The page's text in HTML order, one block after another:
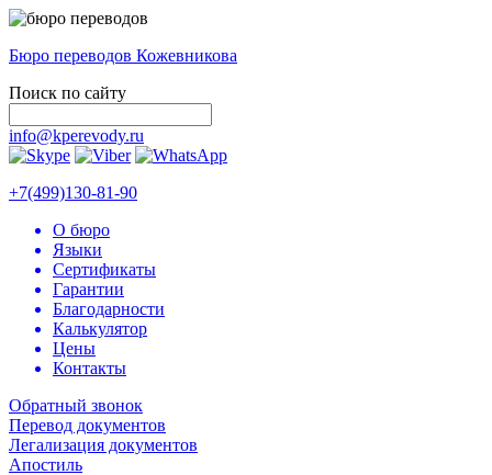
Бюро переводов Кожевникова
Поиск по сайту
info@kperevody.ru
+7(499)130-81-90
О бюро
Языки
Сертификаты
Гарантии
Благодарности
Калькулятор
Цены
Контакты
Обратный звонок
Перевод документов
Легализация документов
Апостиль